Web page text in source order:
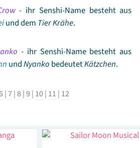
- ihr Senshi-Name besteht aus
und dem Tier Krähe.
- ihr Senshi-Name besteht aus
undNyanko bedeutetKätzchen.
|7|8|9 | 10| 11 | 12